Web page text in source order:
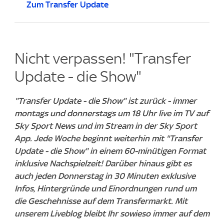
Zum Transfer Update
Nicht verpassen! "Transfer
Update - die Show"
"Transfer Update - die Show" ist zurück - immer
montags und donnerstags um 18 Uhr live im TV auf
Sky Sport News und im Stream in der Sky Sport
App. Jede Woche beginnt weiterhin mit "Transfer
Update - die Show" in einem 60-minütigen Format
inklusive Nachspielzeit! Darüber hinaus gibt es
auch jeden Donnerstag in 30 Minuten exklusive
Infos, Hintergründe und Einordnungen rund um
die Geschehnisse auf dem Transfermarkt. Mit
unserem Liveblog bleibt Ihr sowieso immer auf dem